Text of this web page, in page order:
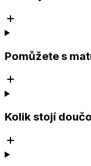
Pomůžete s
Kolik stojí